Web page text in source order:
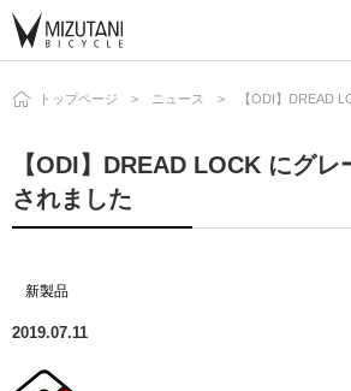
トップページ ニュース 【ODI】DREAD
【ODI】DREAD LOCK にグ
されました
新製品
2019.07.11